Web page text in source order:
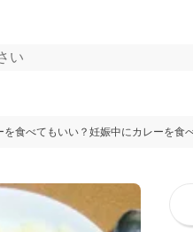
を食べてもいい？妊娠中にカレーを食